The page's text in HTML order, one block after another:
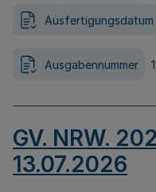
Ausfertigungsdatum
Ausgabennummer
GV. NRW.
13.07.2026